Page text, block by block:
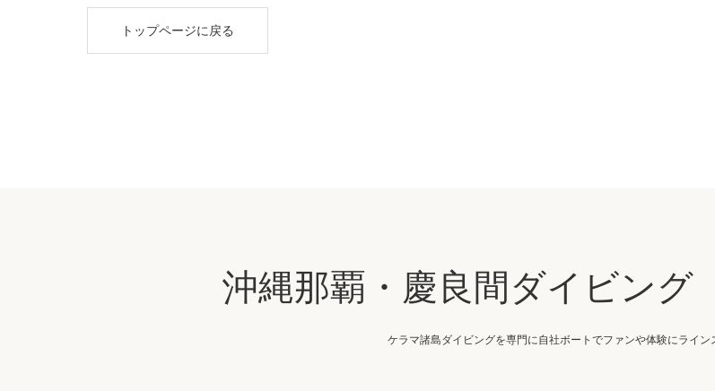
トップページに戻る
沖縄那覇・慶良間ダイビン
ケラマ諸島ダイビングを専門に自社ボートでファンや体験にライン